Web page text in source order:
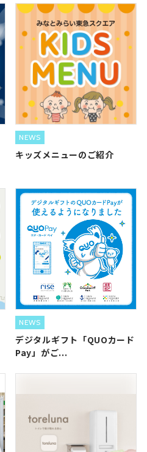
NEWS
キッズメニューのご紹介
NEWS
デジタルギフト「QUOカード
Pay」がご...